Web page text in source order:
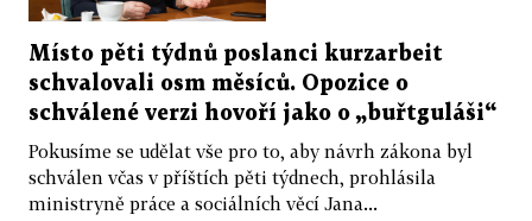
Místo pěti týdnů poslanci kurzarbeit
schvalovali osm měsíců. Opozice o
schválené verzi hovoří jako o „buřtguláši“
Pokusíme se udělat vše pro to, aby návrh zákona byl
schválen včas v příštích pěti týdnech, prohlásila
ministryně práce a sociálních věcí Jana...